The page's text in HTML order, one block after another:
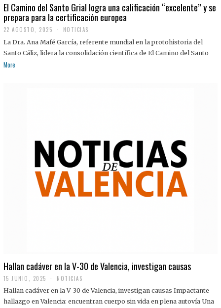
El Camino del Santo Grial logra una calificación “excelente” y se
prepara para la certificación europea
22 AGOSTO, 2025
2
A
G
NOTICIAS
La Dra. Ana Mafé García, referente mundial en la protohistoria del
Santo Cáliz, lidera la consolidación científica de El Camino del Santo
More
Hallan cadáver en la V-30 de Valencia, investigan causas
15 JUNIO, 2025 NOTICIAS
Hallan cadáver en la V-30 de Valencia, investigan causas Impactante
hallazgo en Valencia: encuentran cuerpo sin vida en plena autovía Una